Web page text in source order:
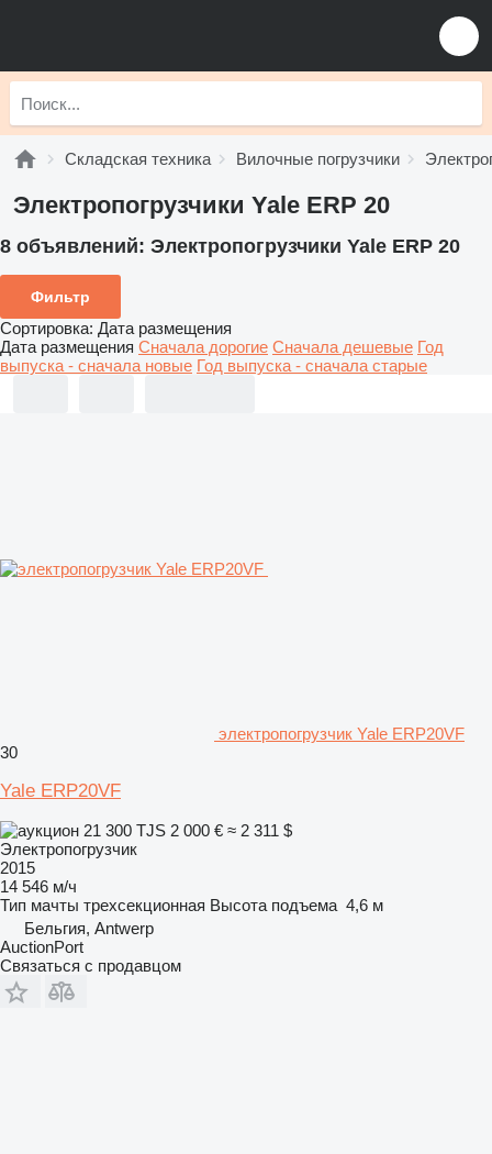
Складская техника Вилочные погрузчики
Электропогрузчики Yale ERP 20
8 объявлений: Электропогрузчики Yale ERP 20
Фильтр
Сортировка: Дата размещения
Дата размещения Сначала дорогие Сначала дешевые Год
выпуска - сначала новые Год выпуска - сначала старые
электропогрузчик Yale ERP20VF
30
Yale ERP20VF
21 300 TJS 2 000 € ≈ 2 311 $
Электропогрузчик
2015
14 546 м/ч
Тип мачты трехсекционная Высота подъема 4,6 м
Бельгия, Antwerp
AuctionPort
Связаться с продавцом